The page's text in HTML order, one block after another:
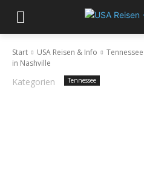
Start USA Reisen & Info Tennessee
in Nashville
Kategorien Tennessee